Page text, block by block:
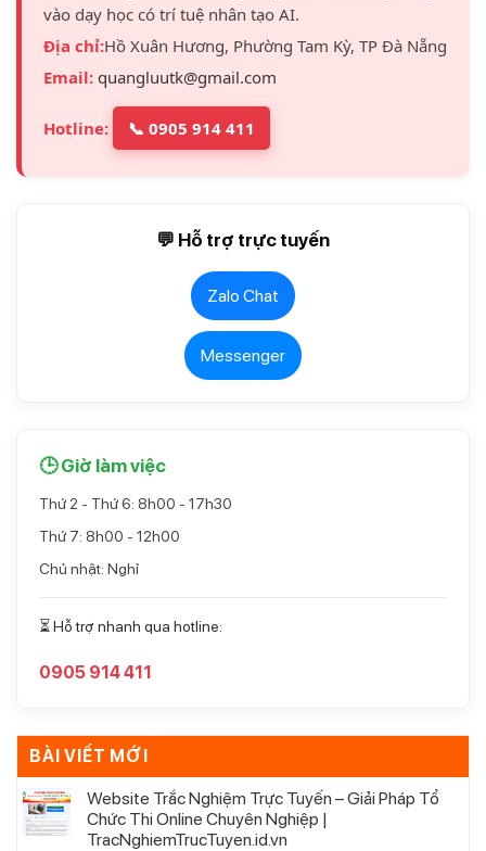
vào dạy học có trí tuệ nhân tạo AI.
Địa chỉ:Hồ Xuân Hương, Phường Tam Kỳ, TP Đà Nẵng
Email: quangluutk@gmail.com
Hotline: 📞 0905 914 411
💬 Hỗ trợ trực tuyến
Zalo Chat
Messenger
🕒 Giờ làm việc
Thứ 2 - Thứ 6: 8h00 - 17h30
Thứ 7: 8h00 - 12h00
Chủ nhật: Nghỉ
⏳ Hỗ trợ nhanh qua hotline:
0905 914 411
BÀI VIẾT MỚI
Website Trắc Nghiệm Trực Tuyến – Giải Pháp Tổ
Chức Thi Online Chuyên Nghiệp |
TracNghiemTrucTuyen.id.vn